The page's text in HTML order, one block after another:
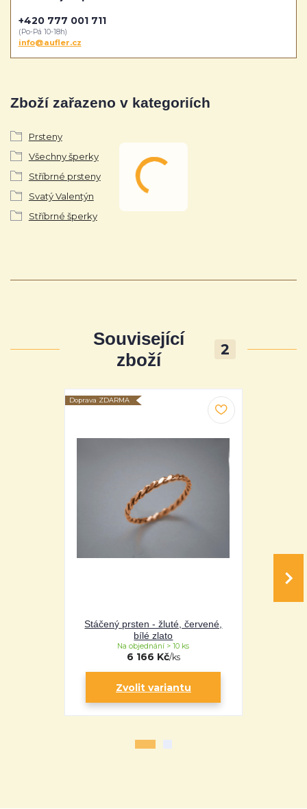
Zboží zařazeno v kategoriích
Prsteny
Všechny šperky
Stříbrné prsteny
Svatý Valentýn
Stříbrné šperky
+420 777 001 711
(Po-Pá 10-18h)
info@aufler.cz
Související
zboží
2
Doprava ZDARMA
Stáčený prsten - žluté, červené,
bílé zlato
6 166 Kč/ks
Na objednání > 10 ks
Zvolit variantu